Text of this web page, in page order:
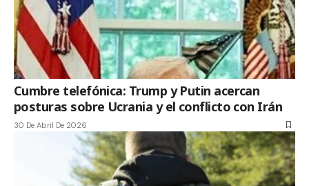
Cumbre telefónica: Trump y Putin acercan
posturas sobre Ucrania y el conflicto con Irán
30 De Abril De 2026